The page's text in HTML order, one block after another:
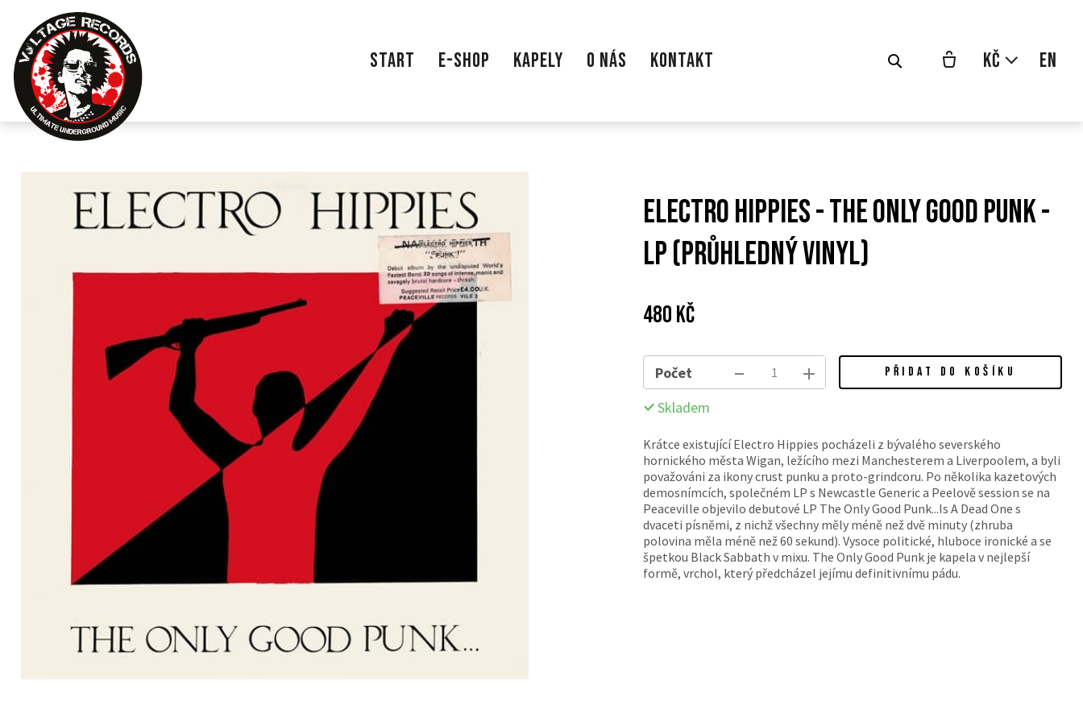
START E-SHOP KAPELY O NÁS KONTAKT Kč cs
en
Electro Hippies - The Only Good Punk -
LP (průhledný vinyl)
Cena:
480 Kč
Počet PŘIDAT DO KOŠÍKU
Skladem
Krátce existující Electro Hippies pocházeli z bývalého severského
hornického města Wigan, ležícího mezi Manchesterem a Liverpoolem, a byli
považováni za ikony crust punku a proto-grindcoru. Po několika kazetových
demosnímcích, společném LP s Newcastle Generic a Peelově session se na
Peaceville objevilo debutové LP The Only Good Punk...Is A Dead One s
dvaceti písněmi, z nichž všechny měly méně než dvě minuty (zhruba
polovina měla méně než 60 sekund). Vysoce politické, hluboce ironické a se
špetkou Black Sabbath v mixu. The Only Good Punk je kapela v nejlepší
formě, vrchol, který předcházel jejímu definitivnímu pádu.